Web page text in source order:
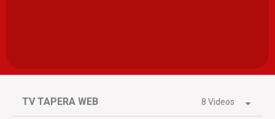
TV TAPERA WEB 8 Videos